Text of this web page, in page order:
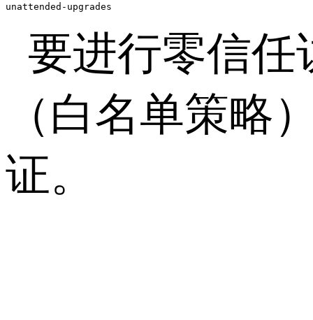
unattended-upgrades
要进行零信任
（白名单策略
证。